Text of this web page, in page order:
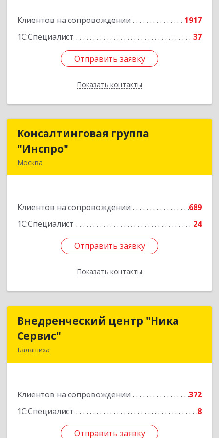
Клиентов на сопровождении
1917
1С:Специалист
37
Отправить заявку
Показать контакты
Отправить заявку
Назад
Консалтинговая группа
"Инспро"
Москва
Клиентов на сопровождении
689
1С:Специалист
24
Отправить заявку
Показать контакты
Консалтинговая группа
Подробнее
Отправить заявку
Назад
Внедренческий центр "Ника
Сервис"
Балашиха
Клиентов на сопровождении
372
1С:Специалист
8
Отправить заявку
Внедренческий центр "Ника
Подробнее
Отправить заявку